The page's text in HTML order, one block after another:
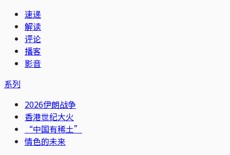
速递
解读
评论
播客
影音
系列
2026伊朗战争
香港世纪大火
“中国有稀土”
情色的未来